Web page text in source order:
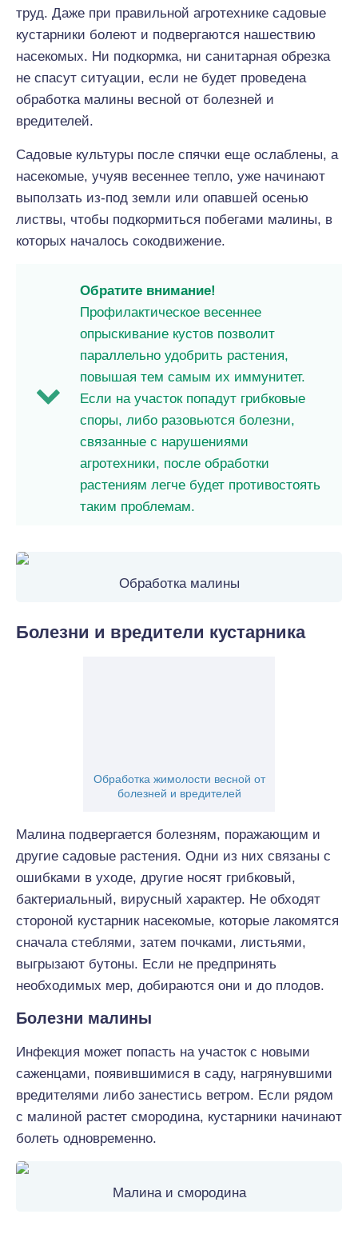
труд. Даже при правильной агротехнике садовые
кустарники болеют и подвергаются нашествию
насекомых. Ни подкормка, ни санитарная обрезка
не спасут ситуации, если не будет проведена
обработка малины весной от болезней и
вредителей.
Садовые культуры после спячки еще ослаблены, а
насекомые, учуяв весеннее тепло, уже начинают
выползать из-под земли или опавшей осенью
листвы, чтобы подкормиться побегами малины, в
которых началось сокодвижение.
Обратите внимание!
Профилактическое весеннее
опрыскивание кустов позволит
параллельно удобрить растения,
повышая тем самым их иммунитет.
Если на участок попадут грибковые
споры, либо разовьются болезни,
связанные с нарушениями
агротехники, после обработки
растениям легче будет противостоять
таким проблемам.
Обработка малины
Болезни и вредители кустарника
Обработка жимолости весной от
болезней и вредителей
Малина подвергается болезням, поражающим и
другие садовые растения. Одни из них связаны с
ошибками в уходе, другие носят грибковый,
бактериальный, вирусный характер. Не обходят
стороной кустарник насекомые, которые лакомятся
сначала стеблями, затем почками, листьями,
выгрызают бутоны. Если не предпринять
необходимых мер, добираются они и до плодов.
Болезни малины
Инфекция может попасть на участок с новыми
саженцами, появившимися в саду, нагрянувшими
вредителями либо занестись ветром. Если рядом
с малиной растет смородина, кустарники начинают
болеть одновременно.
Малина и смородина